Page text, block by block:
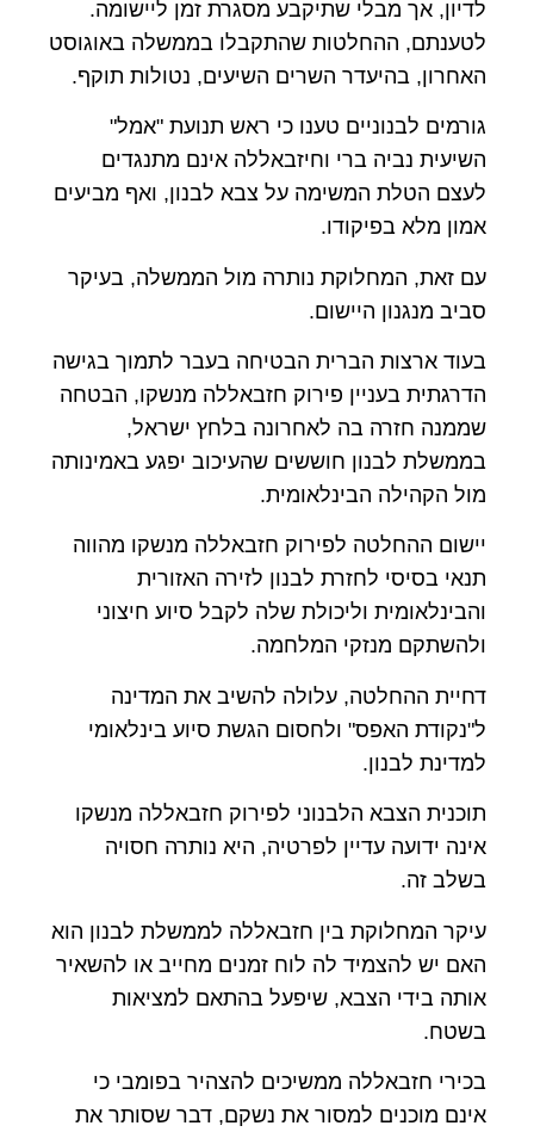
לדיון, אך מבלי שתיקבע מסגרת זמן ליישומה.
לטענתם, ההחלטות שהתקבלו בממשלה באוגוסט
האחרון, בהיעדר השרים השיעים, נטולות תוקף.
גורמים לבנוניים טענו כי ראש תנועת "אמל"
השיעית נביה ברי וחיזבאללה אינם מתנגדים
לעצם הטלת המשימה על צבא לבנון, ואף מביעים
אמון מלא בפיקודו.
עם זאת, המחלוקת נותרה מול הממשלה, בעיקר
סביב מנגנון היישום.
בעוד ארצות הברית הבטיחה בעבר לתמוך בגישה
הדרגתית בעניין פירוק חזבאללה מנשקו, הבטחה
שממנה חזרה בה לאחרונה בלחץ ישראל,
בממשלת לבנון חוששים שהעיכוב יפגע באמינותה
מול הקהילה הבינלאומית.
יישום ההחלטה לפירוק חזבאללה מנשקו מהווה
תנאי בסיסי לחזרת לבנון לזירה האזורית
והבינלאומית וליכולת שלה לקבל סיוע חיצוני
ולהשתקם מנזקי המלחמה.
דחיית ההחלטה, עלולה להשיב את המדינה
ל"נקודת האפס" ולחסום הגשת סיוע בינלאומי
למדינת לבנון.
תוכנית הצבא הלבנוני לפירוק חזבאללה מנשקו
אינה ידועה עדיין לפרטיה, היא נותרה חסויה
בשלב זה.
עיקר המחלוקת בין חזבאללה לממשלת לבנון הוא
האם יש להצמיד לה לוח זמנים מחייב או להשאיר
אותה בידי הצבא, שיפעל בהתאם למציאות
בשטח.
בכירי חזבאללה ממשיכים להצהיר בפומבי כי
אינם מוכנים למסור את נשקם, דבר שסותר את